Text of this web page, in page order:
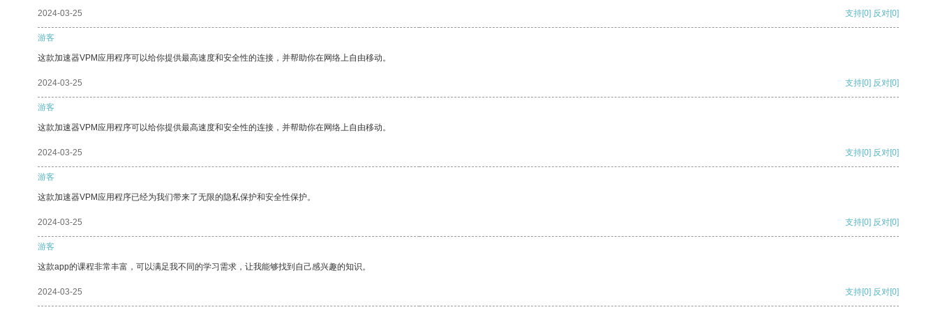
2024-03-25 支持[0] 反对[0]
游客
这款加速器VPM应用程序可以给你提供最高速度和安全性的连接，并帮助你在网络上自由移动。
2024-03-25 支持[0] 反对[0]
游客
这款加速器VPM应用程序可以给你提供最高速度和安全性的连接，并帮助你在网络上自由移动。
2024-03-25 支持[0] 反对[0]
游客
这款加速器VPM应用程序已经为我们带来了无限的隐私保护和安全性保护。
2024-03-25 支持[0] 反对[0]
游客
这款app的课程非常丰富，可以满足我不同的学习需求，让我能够找到自己感兴趣的知识。
2024-03-25 支持[0] 反对[0]